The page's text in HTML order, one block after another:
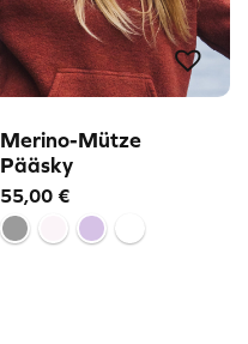
Merino-Mütze
Pääsky
55,00 €